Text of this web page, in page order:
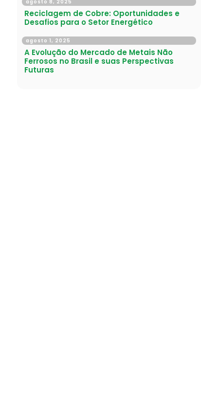
Reciclagem de Cobre: Oportunidades e
Desafios para o Setor Energético
agosto 8, 2025
A Evolução do Mercado de Metais Não
Ferrosos no Brasil e suas Perspectivas
Futuras
agosto 1, 2025